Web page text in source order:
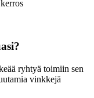
ryhtyä toimiin sen
vinkkejä